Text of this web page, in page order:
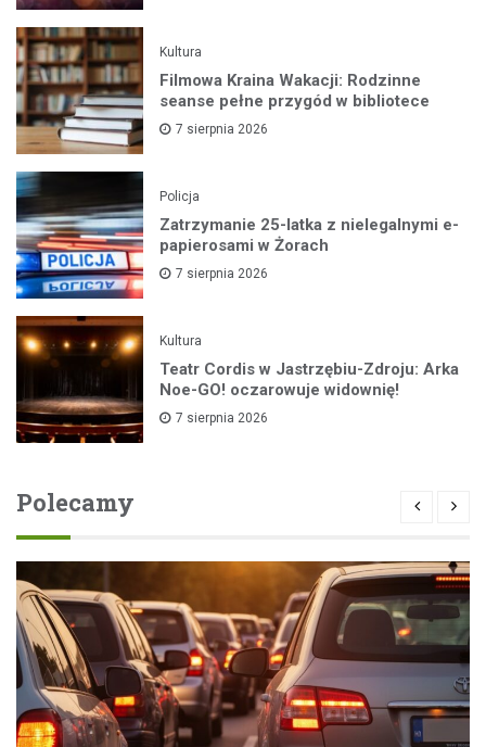
Kultura
Filmowa Kraina Wakacji: Rodzinne
seanse pełne przygód w bibliotece
7 sierpnia 2026
Policja
Zatrzymanie 25-latka z nielegalnymi e-
papierosami w Żorach
7 sierpnia 2026
Kultura
Teatr Cordis w Jastrzębiu-Zdroju: Arka
Noe-GO! oczarowuje widownię!
7 sierpnia 2026
Polecamy